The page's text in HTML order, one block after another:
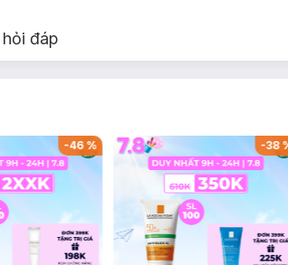
đáp
-46% -38